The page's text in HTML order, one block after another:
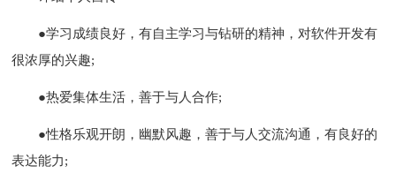
●学习成绩良好，有自主学习与钻研的精神，对软件开发有
很浓厚的兴趣;
●热爱集体生活，善于与人合作;
●性格乐观开朗，幽默风趣，善于与人交流沟通，有良好的
表达能力;